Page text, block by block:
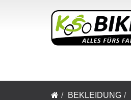
BEKLEIDUNG